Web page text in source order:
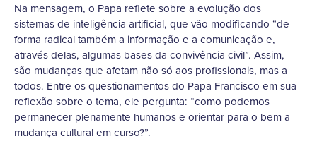
Na mensagem, o Papa reflete sobre a evolução dos
sistemas de inteligência artificial, que vão modificando “de
forma radical também a informação e a comunicação e,
através delas, algumas bases da convivência civil”. Assim,
são mudanças que afetam não só aos profissionais, mas a
todos. Entre os questionamentos do Papa Francisco em sua
reflexão sobre o tema, ele pergunta: “como podemos
permanecer plenamente humanos e orientar para o bem a
mudança cultural em curso?”.